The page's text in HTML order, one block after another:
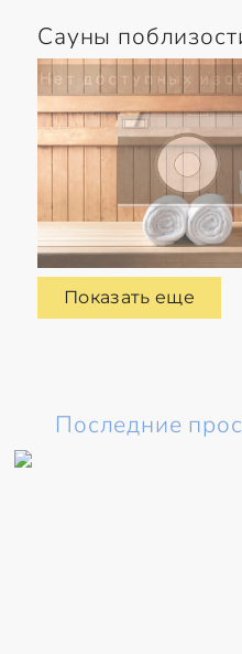
Сауны
Показать еще
Последние